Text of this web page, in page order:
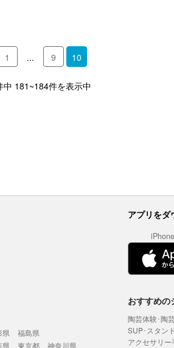
1 ... 9 10
中 181~184件を表示中
アプリをダ
県
福島県
県 東京都
神奈川県
おすすめの
陶芸体験･陶
SUP･スタン
アクセサリ